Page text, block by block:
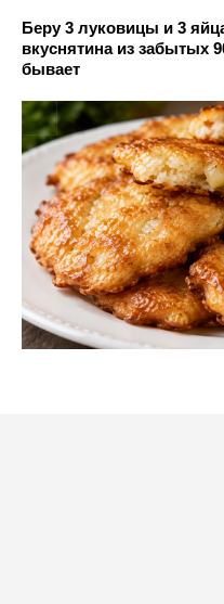
Беру 3 луковицы и 3
вкуснятина из забытых
бывает